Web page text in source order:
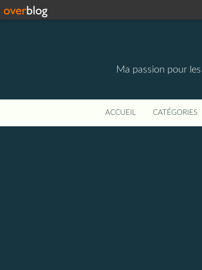
Ma passion pour
ACCUEIL CATÉGORIES